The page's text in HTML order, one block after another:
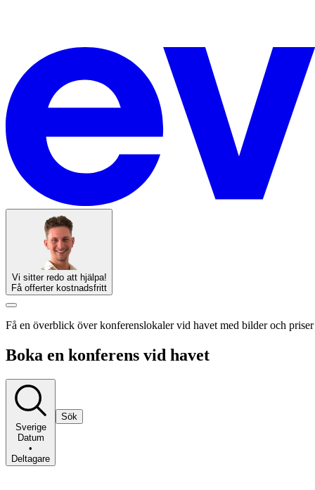
Vi sitter redo att hjälpa!
Få offerter kostnadsfritt
Få en överblick över konferenslokaler vid havet med bilder och priser
Boka en konferens vid havet
Sverige
Datum
•
Deltagare
Sök